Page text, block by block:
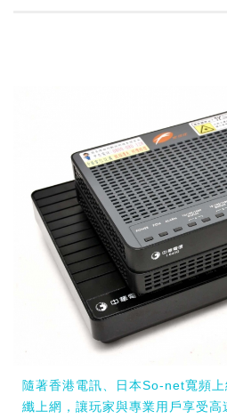
隨著香港電訊、日本So-net寬頻
纖上網，讓玩家與專業用戶享受